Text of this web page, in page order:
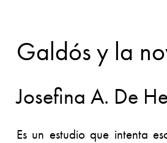
Galdós y la
Josefina A. De
Es un estudio que intenta